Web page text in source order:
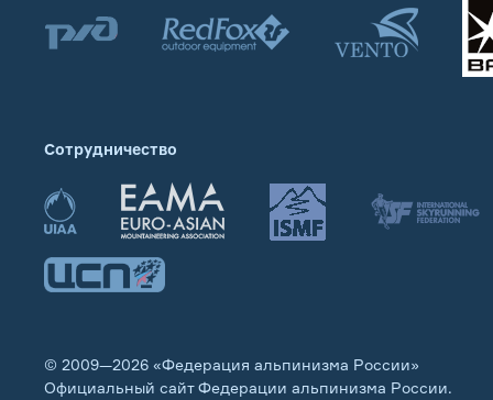
Сотрудничество
© 2009—2026 «Федерация альпинизма России»
Официальный сайт Федерации альпинизма России.